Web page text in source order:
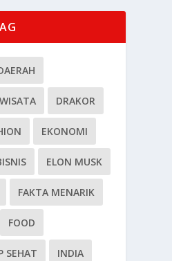
DRAKOR
EKONOMI
ELON MUSK
FAKTA MENARIK
FOOD
SEHAT INDIA